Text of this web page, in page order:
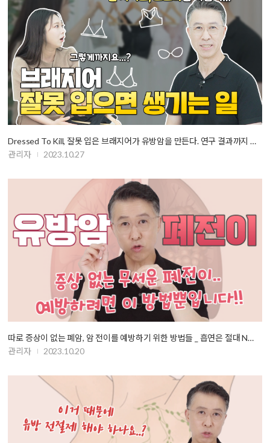
Dressed To Kill, 잘못 입은 브래지어가 유방암을 만든다. 연구 결과까지 …
관리자
2023.10.27
따로 증상이 없는 폐암, 암 전이를 예방하기 위한 방법들 _ 흡연은 절대 N…
관리자
2023.10.20